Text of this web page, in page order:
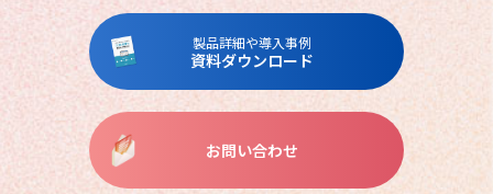
製品詳細や導入事例
資料ダウンロード
お問い合わせ